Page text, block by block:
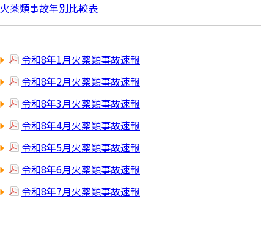
火薬類事故年別比較表
令和8年1月火薬類事故速報
令和8年2月火薬類事故速報
令和8年3月火薬類事故速報
令和8年4月火薬類事故速報
令和8年5月火薬類事故速報
令和8年6月火薬類事故速報
令和8年7月火薬類事故速報